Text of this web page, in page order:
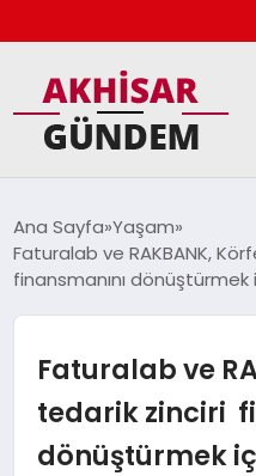
TEKNOLOJI
Ana Sayfa Yaşam
Faturalab ve RAKBANK,
finansmanını
Faturalab ve
tedarik zinciri
dönüştürmek